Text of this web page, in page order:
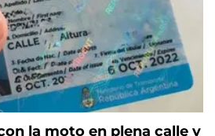
la moto en plena calle y